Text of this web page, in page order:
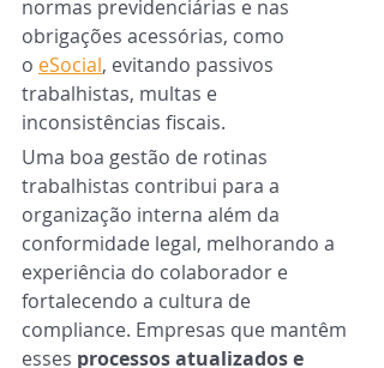
normas previdenciárias e nas
obrigações acessórias, como
o eSocial, evitando passivos
trabalhistas, multas e
inconsistências fiscais.
Uma boa gestão de rotinas
trabalhistas contribui para a
organização interna além da
conformidade legal, melhorando a
experiência do colaborador e
fortalecendo a cultura de
compliance. Empresas que mantêm
esses processos atualizados e